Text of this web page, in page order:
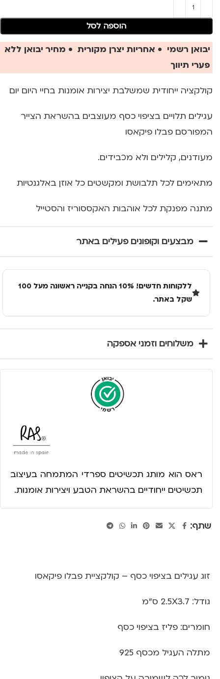
הוספה לסל
יבואן רשמי • אחריות יצרן מקורית • מחיר יבואן ללא
פערי תיווך
קולקציה ייחודית שמשלבת יצירות אומנות בחיי היום יום
עגילים תלויים בציפוי כסף מעוצבים בהשראת הצייר
המפורסם פבלו פיקאסו
מעודנים, קלילים ולא מכבידים.
מתאימים לכל תלבושת ומקשטים כל אוזן באלגנטיות
מתנה מפנקת לכל אוהבות האקססוריז והסטייל
מבצעים וקופונים פעילים באתר
ללקוחות חדשים! 10% הנחה בקנייה ראשונה מעל 100
שקל באתר.
משלוחים וזמני אספקה
ראס הוא מותג תכשיטים ספרדי המתמחה בעיצוב
תכשיטים ייחודיים בהשראת הטבע ויצירות אומנות.
שתף:
זוג עגילים בציפוי כסף – קולקציית פבלו פיקאסו
גודל: 2.5X3.7 ס"מ
חומרים: פליז בציפוי כסף
מתלה העגיל מכסף 925